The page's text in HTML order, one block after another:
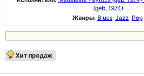
(geb. 1974)
Жанры: Blues Jazz Pop
Хит продаж